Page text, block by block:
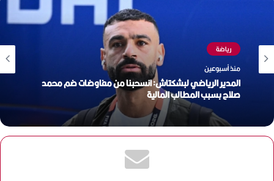
رياضة
منذ أسبوعين
المدير الرياضي لبشكتاش: انسحبنا من مفاوضات ضم محمد
صلاح بسبب المطالب المالية